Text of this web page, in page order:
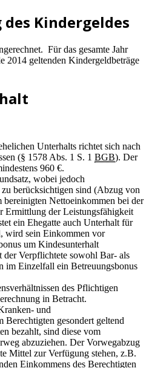
Kindergeldes
Für das gesamte Jahr
2014 geltenden Kindergeldbeträge
Unterhalts richtet sich nach
(§ 1578 Abs. 1 S. 1 BGB). Der
960 €.
wobei jedoch
berücksichtigen sind (Abzug von
Nettoeinkommen bei der
Ermittlung der Leistungsfähigkeit
ein Ehegatte auch Unterhalt für
wird sein Einkommen vor
um Kindesunterhalt
Verpflichtete sowohl Bar- als
im Einzelfall ein Betreuungsbonus
des Pflichtigen
in Betracht.
und
Berechtigten gesondert geltend
bezahlt, sind diese vom
abzuziehen. Der Vorwegabzug
Mittel zur Verfügung stehen, z.B.
Einkommens des Berechtigten